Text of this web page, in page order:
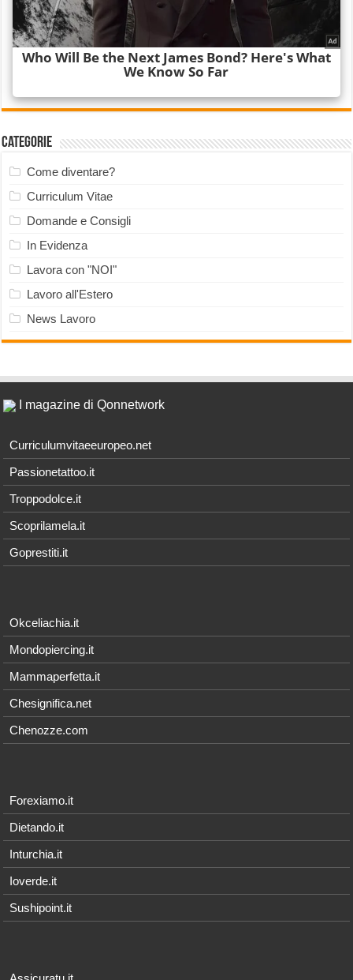
Categorie
Come diventare?
Curriculum Vitae
Domande e Consigli
In Evidenza
Lavora con "NOI"
Lavoro all'Estero
News Lavoro
I magazine di Qonnetwork
Curriculumvitaeeuropeo.net
Passionetattoo.it
Troppodolce.it
Scoprilamela.it
Goprestiti.it
Okceliachia.it
Mondopiercing.it
Mammaperfetta.it
Chesignifica.net
Chenozze.com
Forexiamo.it
Dietando.it
Inturchia.it
Ioverde.it
Sushipoint.it